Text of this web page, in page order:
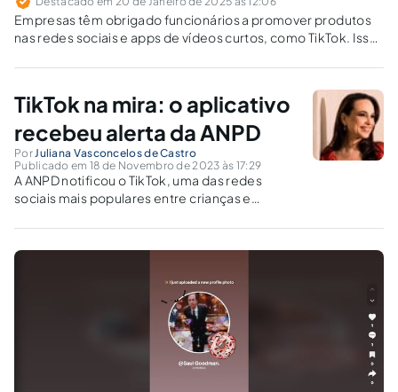
Empresas têm obrigado funcionários a promover produtos
nas redes sociais e apps de vídeos curtos, como TikTok. Isso
uso de imagem?
TikTok na mira: o aplicativo
recebeu alerta da ANPD
PorJuliana Vasconcelos de Castro
Publicado em 18 de Novembro de 2023 às 17:29
A ANPD notificou o TikTok, uma das redes
sociais mais populares entre crianças e
Privacidade. O alerta é sobre a possibilidade
de suspensão dos serviços se a plataforma